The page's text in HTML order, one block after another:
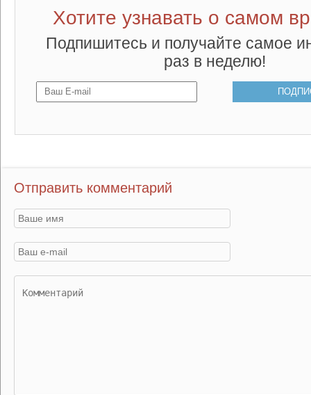
Хотите узнавать о самом
Подпишитесь и получайте самое
раз в неделю!
Отправить комментарий